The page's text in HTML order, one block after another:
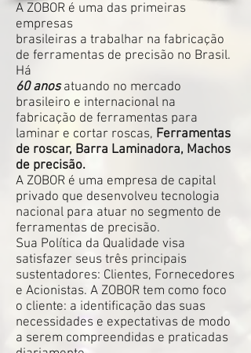
A ZOBOR é uma das primeiras
empresas
brasileiras a trabalhar na fabricação
de ferramentas de precisão no Brasil.
Há
60 anosatuando no mercado
brasileiro e internacional na
fabricação de ferramentas para
laminar e cortar roscas, Ferramentas
de roscar, Barra Laminadora, Machos
de precisão.
A ZOBOR é uma empresa de capital
privado que desenvolveu tecnologia
nacional para atuar no segmento de
ferramentas de precisão.
Sua Política da Qualidade visa
satisfazer seus três principais
sustentadores: Clientes, Fornecedores
e Acionistas. A ZOBOR tem como foco
o cliente: a identificação das suas
necessidades e expectativas de modo
a serem compreendidas e praticadas